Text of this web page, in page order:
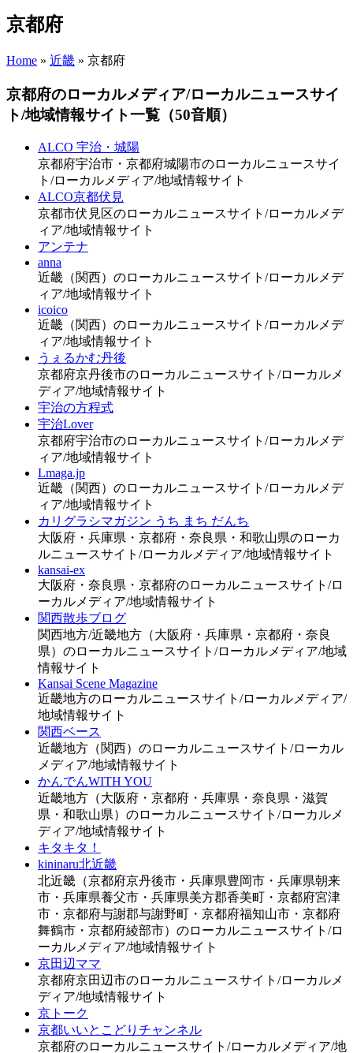
京都府
Home » 近畿 » 京都府
京都府のローカルメディア/ローカルニュースサイ
ト/地域情報サイト一覧（50音順）
ALCO 宇治・城陽
京都府宇治市・京都府城陽市のローカルニュースサイ
ト/ローカルメディア/地域情報サイト
ALCO京都伏見
京都市伏見区のローカルニュースサイト/ローカルメデ
ィア/地域情報サイト
アンテナ
anna
近畿（関西）のローカルニュースサイト/ローカルメデ
ィア/地域情報サイト
icoico
近畿（関西）のローカルニュースサイト/ローカルメデ
ィア/地域情報サイト
うぇるかむ丹後
京都府京丹後市のローカルニュースサイト/ローカルメ
ディア/地域情報サイト
宇治の方程式
宇治Lover
京都府宇治市のローカルニュースサイト/ローカルメデ
ィア/地域情報サイト
Lmaga.jp
近畿（関西）のローカルニュースサイト/ローカルメデ
ィア/地域情報サイト
カリグラシマガジン うち まち だんち
大阪府・兵庫県・京都府・奈良県・和歌山県のローカ
ルニュースサイト/ローカルメディア/地域情報サイト
kansai-ex
大阪府・奈良県・京都府のローカルニュースサイト/ロ
ーカルメディア/地域情報サイト
関西散歩ブログ
関西地方/近畿地方（大阪府・兵庫県・京都府・奈良
県）のローカルニュースサイト/ローカルメディア/地域
情報サイト
Kansai Scene Magazine
近畿地方のローカルニュースサイト/ローカルメディア/
地域情報サイト
関西ベース
近畿地方（関西）のローカルニュースサイト/ローカル
メディア/地域情報サイト
かんでんWITH YOU
近畿地方（大阪府・京都府・兵庫県・奈良県・滋賀
県・和歌山県）のローカルニュースサイト/ローカルメ
ディア/地域情報サイト
キタキタ！
kininaru北近畿
北近畿（京都府京丹後市・兵庫県豊岡市・兵庫県朝来
市・兵庫県養父市・兵庫県美方郡香美町・京都府宮津
市・京都府与謝郡与謝野町・京都府福知山市・京都府
舞鶴市・京都府綾部市）のローカルニュースサイト/ロ
ーカルメディア/地域情報サイト
京田辺ママ
京都府京田辺市のローカルニュースサイト/ローカルメ
ディア/地域情報サイト
京トーク
京都いいとこどりチャンネル
京都府のローカルニュースサイト/ローカルメディア/地